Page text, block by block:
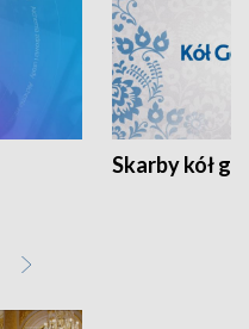
Skarby kół